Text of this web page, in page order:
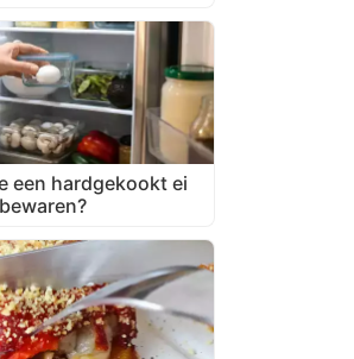
een hardgekookt ei